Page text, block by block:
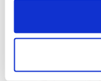
élargir vos horizons
nouvelles facettes